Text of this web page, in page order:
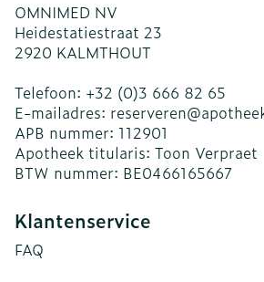
OMNIMED NV
Heidestatiestraat 23
2920 KALMTHOUT
Telefoon: +32 (0)3 666 82 65
E-mailadres: reserveren@
APB nummer: 112901
Apotheek titularis: Toon Verpraet
BTW nummer: BE0466165667
Klantenservice
FAQ